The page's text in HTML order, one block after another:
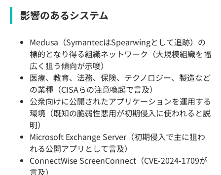
影響のあるシステム
Medusa（SymantecはSpearwingとして追跡）の
標的となり得る組織ネットワーク（大規模組織を幅
広く狙う傾向が示唆）
医療、教育、法務、保険、テクノロジー、製造など
の業種（CISAらの注意喚起で言及）
公衆向けに公開されたアプリケーションを運用する
環境（既知の脆弱性悪用が初期侵入に使われると説
明）
Microsoft Exchange Server（初期侵入で主に狙わ
れる公開アプリとして言及）
ConnectWise ScreenConnect（CVE-2024-1709が
言及）